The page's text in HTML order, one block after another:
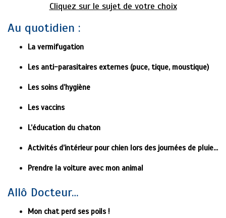
Cliquez sur le sujet de votre choix
Au quotidien :
La vermifugation
Les anti-parasitaires externes (puce, tique, moustique)
Les soins d’hygiène
Les vaccins
L’éducation du chaton
Activités d’intérieur pour chien lors des journées de pluie…
Prendre la voiture avec mon animal
Allô Docteur…
Mon chat perd ses poils !